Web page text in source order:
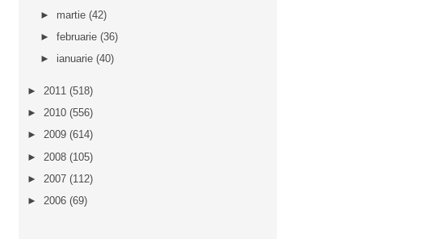
► martie (42)
► februarie (36)
► ianuarie (40)
► 2011 (518)
► 2010 (556)
► 2009 (614)
► 2008 (105)
► 2007 (112)
► 2006 (69)